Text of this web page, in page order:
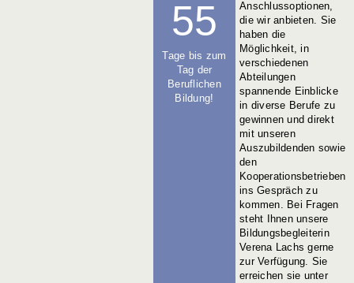
55
Tage bis zum
Tag der
Beruflichen
Bildung!
Anschlussoptionen,
die wir anbieten. Sie
haben die
Möglichkeit, in
verschiedenen
Abteilungen
spannende Einblicke
in diverse Berufe zu
gewinnen und direkt
mit unseren
Auszubildenden sowie
den
Kooperationsbetrieben
ins Gespräch zu
kommen. Bei Fragen
steht Ihnen unsere
Bildungsbegleiterin
Verena Lachs gerne
zur Verfügung. Sie
erreichen sie unter